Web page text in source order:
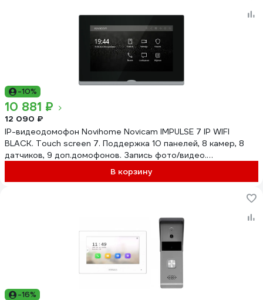
-10%
10 881 ₽
12 090 ₽
IP-видеодомофон Novihome Novicam IMPULSE 7 IP WIFI
BLACK. Touch screen 7. Поддержка 10 панелей, 8 камер, 8
датчиков, 9 доп.домофонов. Запись фото/видео.
Приложение Smart Life. W 4051В корзину
-16%